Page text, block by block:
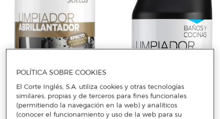
POLÍTICA SOBRE COOKIES
El Corte Inglés, S.A. utiliza cookies y otras tecnologías
similares, propias y de terceros para fines funcionales
(permitiendo la navegación en la web) y analíticos
(conocer el funcionamiento y uso de la web para su